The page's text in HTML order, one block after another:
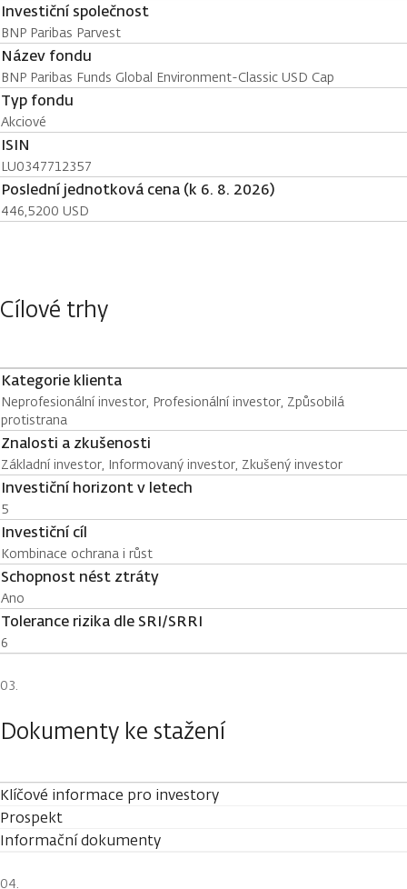
Investiční společnost
BNP Paribas Parvest
Název fondu
BNP Paribas Funds Global Environment-Classic USD Cap
Typ fondu
Akciové
ISIN
LU0347712357
Poslední jednotková cena (k 6. 8. 2026)
446,5200 USD
Cílové trhy
Kategorie klienta
Neprofesionální investor, Profesionální investor, Způsobilá
protistrana
Znalosti a zkušenosti
Základní investor, Informovaný investor, Zkušený investor
Investiční horizont v letech
5
Investiční cíl
Kombinace ochrana i růst
Schopnost nést ztráty
Ano
Tolerance rizika dle SRI/SRRI
6
Dokumenty ke stažení
Klíčové informace pro investory
Prospekt
Informační dokumenty